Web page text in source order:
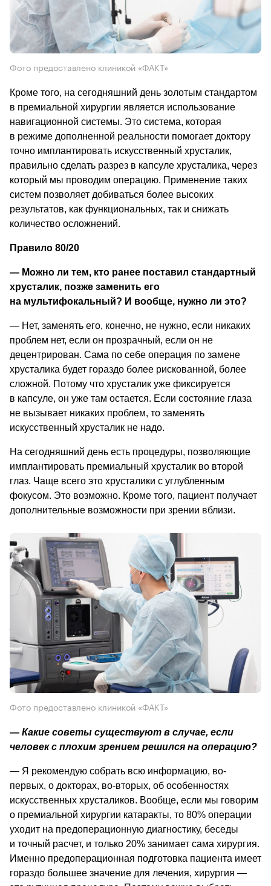
Фото предоставлено клиникой «ФАКТ»
Кроме того, на сегодняшний день золотым стандартом
в премиальной хирургии является использование
навигационной системы. Это система, которая
в режиме дополненной реальности помогает доктору
точно имплантировать искусственный хрусталик,
правильно сделать разрез в капсуле хрусталика, через
который мы проводим операцию. Применение таких
систем позволяет добиваться более высоких
результатов, как функциональных, так и снижать
количество осложнений.
Правило 80/20
— Можно ли тем, кто ранее поставил стандартный
хрусталик, позже заменить его
на мультифокальный? И вообще, нужно ли это?
— Нет, заменять его, конечно, не нужно, если никаких
проблем нет, если он прозрачный, если он не
децентрирован. Сама по себе операция по замене
хрусталика будет гораздо более рискованной, более
сложной. Потому что хрусталик уже фиксируется
в капсуле, он уже там остается. Если состояние глаза
не вызывает никаких проблем, то заменять
искусственный хрусталик не надо.
На сегодняшний день есть процедуры, позволяющие
имплантировать премиальный хрусталик во второй
глаз. Чаще всего это хрусталики с углубленным
фокусом. Это возможно. Кроме того, пациент получает
Фото предоставлено клиникой «ФАКТ»
— Какие советы существуют в случае, если
человек с плохим зрением решился на операцию?
— Я рекомендую собрать всю информацию, во-
первых, о докторах, во-вторых, об особенностях
искусственных хрусталиков. Вообще, если мы говорим
о премиальной хирургии катаракты, то 80% операции
уходит на предоперационную диагностику, беседы
и точный расчет, и только 20% занимает сама хирургия.
Именно предоперационная подготовка пациента имеет
гораздо большее значение для лечения, хирургия —